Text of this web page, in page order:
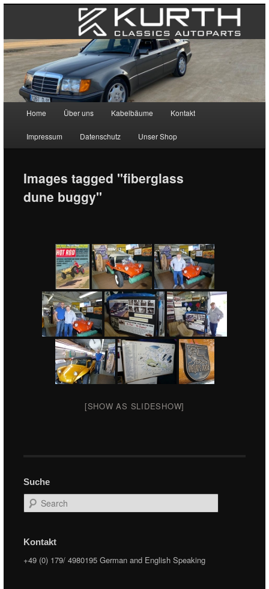
Skip to primary content
Skip to secondary content
Home Über uns Kabelbäume Kontakt
Impressum Datenschutz Unser Shop
Images tagged "fiberglass
dune buggy"
[SHOW AS SLIDESHOW]
Suche
Search
Kontakt
+49 (0) 179/ 4980195 German and English Speaking